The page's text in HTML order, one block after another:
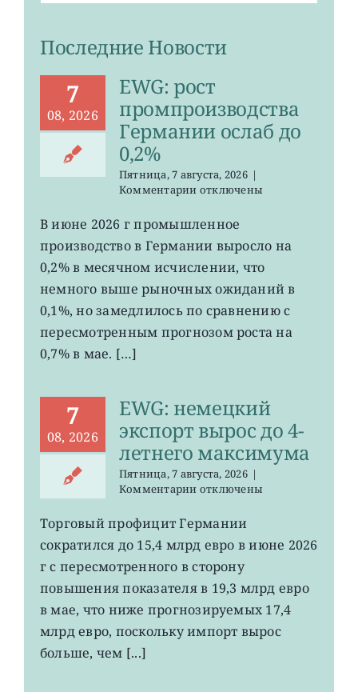
Последние Новости
7
08, 2026
EWG: рост
промпроизводства
Германии ослаб до
0,2%
Пятница, 7 августа, 2026 |
Комментариик
EWG:
рост
промпроизводства
Германии
до
0,2%
отключены
В июне 2026 г промышленное
производство в Германии выросло на
0,2% в месячном исчислении, что
немного выше рыночных ожиданий в
0,1%, но замедлилось по сравнению с
пересмотренным прогнозом роста на
0,7% в мае. […]
7
08, 2026
EWG: немецкий
экспорт вырос до 4-
летнего максимума
Пятница, 7 августа, 2026 |
Комментариик
EWG:
немецкий
экспорт
вырос
4-
летнего
отключены
Торговый профицит Германии
сократился до 15,4 млрд евро в июне 2026
г с пересмотренного в сторону
повышения показателя в 19,3 млрд евро
в мае, что ниже прогнозируемых 17,4
млрд евро, поскольку импорт вырос
больше, чем [...]